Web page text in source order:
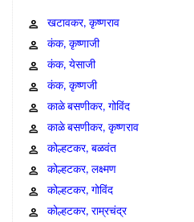
खटावकर, कृष्णराव
कंक, कृष्णाजी
कंक, येसाजी
कंक, कृष्णजी
काळे बसणीकर, गोविंद
काळे बसणीकर, कृष्णराव
कोल्हटकर, बळवंत
कोल्हटकर, लक्ष्मण
कोल्हटकर, गोविंद
कोल्हटकर, राम्रचंद्र